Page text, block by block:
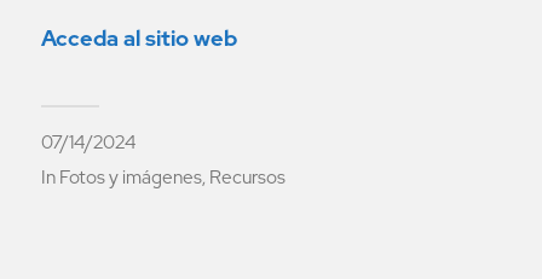
Acceda al sitio web
07/14/2024
InFotos y imágenes, Recursos